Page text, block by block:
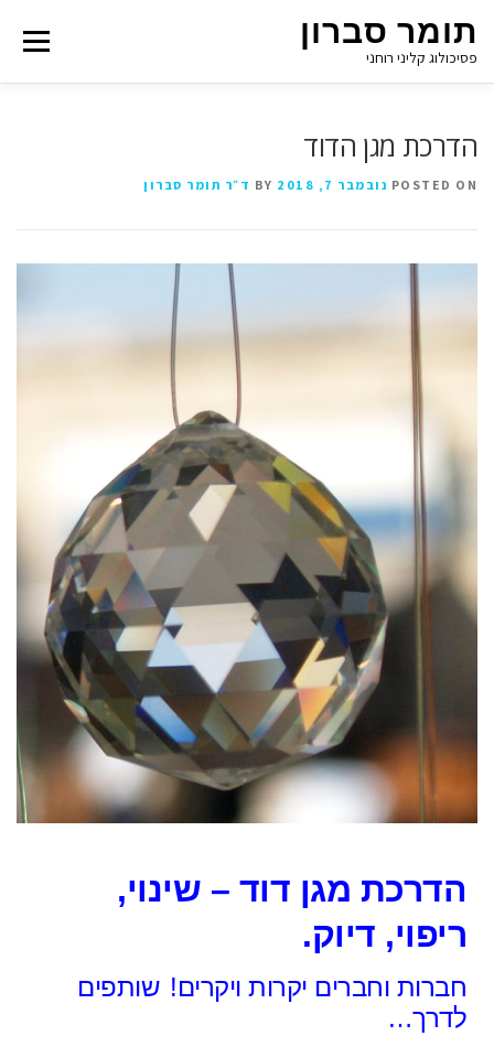
תומר סברון
פסיכולוג קליני רוחני
Menu
הדרכת מגן הדוד
POSTED ON נובמבר 7, 2018 ד״ר תומר סברון
הדרכת מגן דוד – שינוי,
ריפוי, דיוק.
חברות וחברים יקרות ויקרים! שותפים
לדרך…